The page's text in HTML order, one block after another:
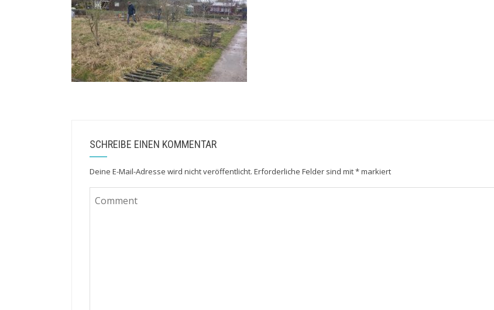
SCHREIBE EINEN KOMMENTAR
Deine E-Mail-Adresse wird nicht veröffentlicht. Erforderliche Felder sind mit*markiert